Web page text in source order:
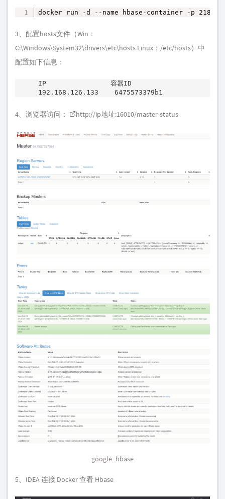
docker run -d --name hbase-container -p
复制
3、配置hosts文件（Win：
C:\Windows\System32\drivers\etc\hosts Linux：/etc/hosts）中
配置如下信息：
IP                容器ID
192.168.126.133    6475573379b1
4、浏览器访问： http://ip地址:16010/master-status
google_hbase
5、IDEA 连接 Docker 查看 Hbase